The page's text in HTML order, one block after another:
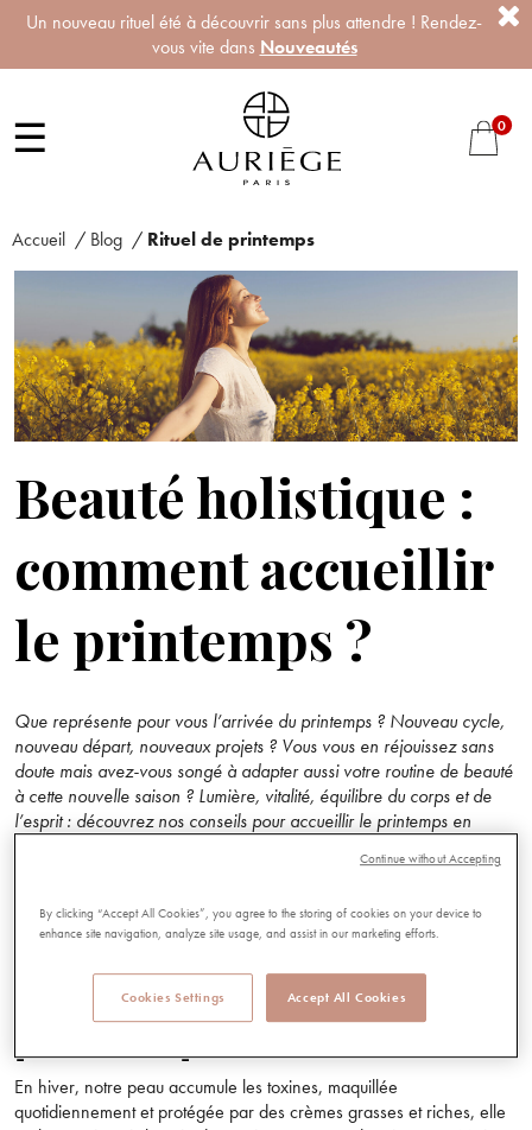
Un nouveau rituel été à découvrir sans plus attendre ! Rendez-
vous vite dans Nouveautés
☰ 0
Accueil / Blog / Rituel de printemps
Beauté holistique :
comment accueillir
le printemps ?
Que représente pour vous l’arrivée du printemps ? Nouveau cycle,
nouveau départ, nouveaux projets ? Vous vous en réjouissez sans
doute mais avez-vous songé à adapter aussi votre routine de beauté
à cette nouvelle saison ? Lumière, vitalité, équilibre du corps et de
l’esprit : découvrez nos conseils pour accueillir le printemps en
Le printemps : une
phase de transition
pour la peau
En hiver, notre peau accumule les toxines, maquillée
quotidiennement et protégée par des crèmes grasses et riches, elle
By clicking “Accept All Cookies”, you agree to the storing of cookies on your device to
enhance site navigation, analyze site usage, and assist in our marketing efforts.
Accept All Cookies
Cookies Settings
Continue without Accepting